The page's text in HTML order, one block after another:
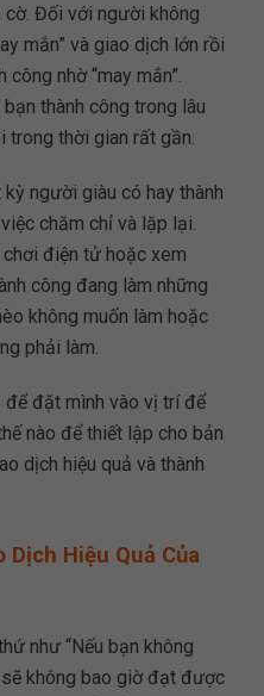
cờ. Đối với người không
mắn” và giao dịch lớn rồi
nhờ “may mắn”.
thành công trong lâu
trong thời gian rất gần.
người giàu có hay thành
chăm chỉ và lặp lại.
điện tử hoặc xem
công đang làm những
không muốn làm hoặc
phải làm.
để đặt mình vào vị trí để
nào để thiết lập cho bản
dịch hiệu quả và thành
như “Nếu bạn không
không bao giờ đạt được